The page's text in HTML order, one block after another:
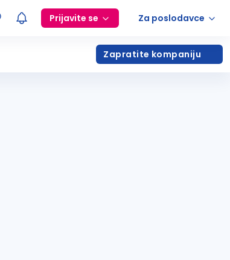
Prijavite se Za poslodavce
Zapratite kompaniju